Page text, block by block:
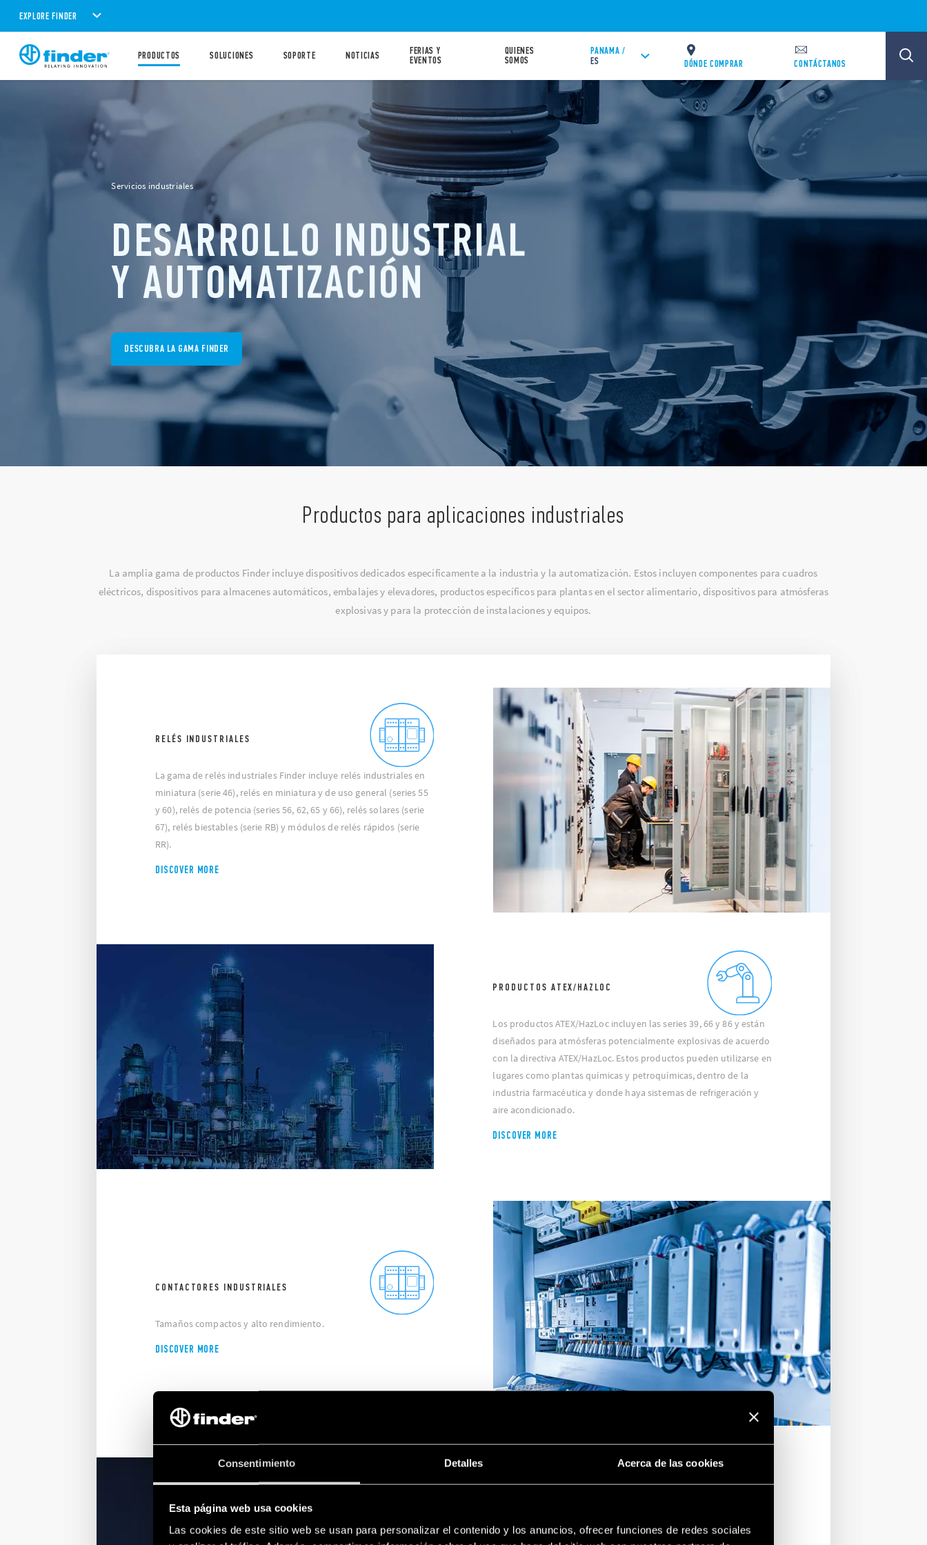
Consentimiento Detalles Acerca de las cookies
Esta página web usa cookies
Las cookies de este sitio web se usan para personalizar el contenido y los anuncios, ofrecer funciones de redes sociales
EXPLORE FINDER
PRODUCTOS SOLUCIONES SOPORTE NOTICIAS
FERIAS Y
EVENTOS
QUIENES
SOMOS
PANAMA /
ES
DÓNDE COMPRAR CONTÁCTANOS
Servicios industriales
DESARROLLO INDUSTRIAL
Y AUTOMATIZACIÓN
DESCUBRA LA GAMA FINDER
Productos para aplicaciones industriales
La amplia gama de productos Finder incluye dispositivos dedicados específicamente a la industria y la automatización. Estos incluyen componentes para cuadros
eléctricos, dispositivos para almacenes automáticos, embalajes y elevadores, productos específicos para plantas en el sector alimentario, dispositivos para atmósferas
explosivas y para la protección de instalaciones y equipos.
RELÉS INDUSTRIALES
La gama de relés industriales Finder incluye relés industriales en
miniatura (serie 46), relés en miniatura y de uso general (series 55
y 60), relés de potencia (series 56, 62, 65 y 66), relés solares (serie
67), relés biestables (serie RB) y módulos de relés rápidos (serie
RR).
DISCOVER MORE
PRODUCTOS ATEX/HAZLOC
Los productos ATEX/HazLoc incluyen las series 39, 66 y 86 y están
diseñados para atmósferas potencialmente explosivas de acuerdo
con la directiva ATEX/HazLoc. Estos productos pueden utilizarse en
lugares como plantas químicas y petroquímicas, dentro de la
industria farmacéutica y donde haya sistemas de refrigeración y
aire acondicionado.
DISCOVER MORE
CONTACTORES INDUSTRIALES
Tamaños compactos y alto rendimiento.
DISCOVER MORE